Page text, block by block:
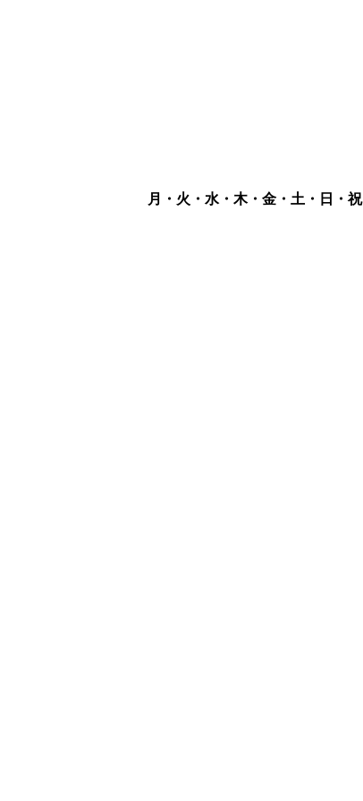
月・火・水・木・金・土・日・祝
ア・豊田厚生病院は通過します]